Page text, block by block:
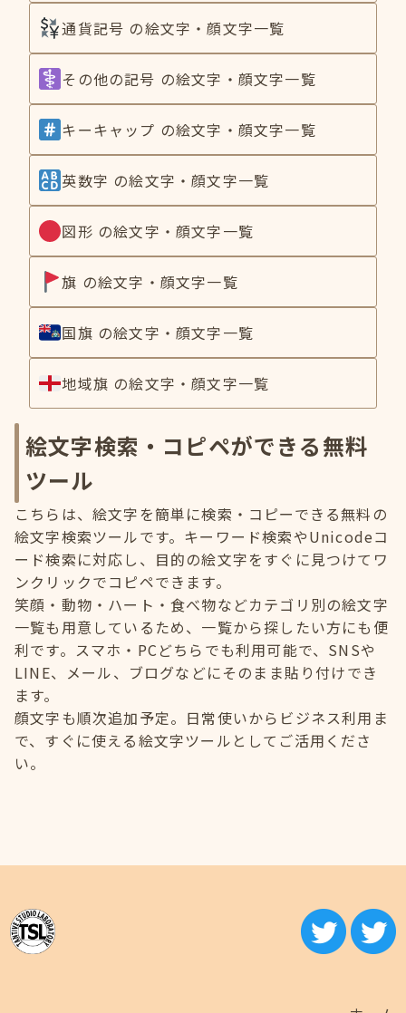
通貨記号 の絵文字・顔文字一覧
その他の記号 の絵文字・顔文字一覧
キーキャップ の絵文字・顔文字一覧
英数字 の絵文字・顔文字一覧
図形 の絵文字・顔文字一覧
旗 の絵文字・顔文字一覧
国旗 の絵文字・顔文字一覧
地域旗 の絵文字・顔文字一覧
絵文字検索・コピペができる無料
ツール
こちらは、絵文字を簡単に検索・コピーできる無料の
絵文字検索ツールです。キーワード検索やUnicodeコ
ード検索に対応し、目的の絵文字をすぐに見つけてワ
ンクリックでコピペできます。
笑顔・動物・ハート・食べ物などカテゴリ別の絵文字
一覧も用意しているため、一覧から探したい方にも便
利です。スマホ・PCどちらでも利用可能で、SNSや
LINE、メール、ブログなどにそのまま貼り付けでき
ます。
顔文字も順次追加予定。日常使いからビジネス利用ま
で、すぐに使える絵文字ツールとしてご活用くださ
い。